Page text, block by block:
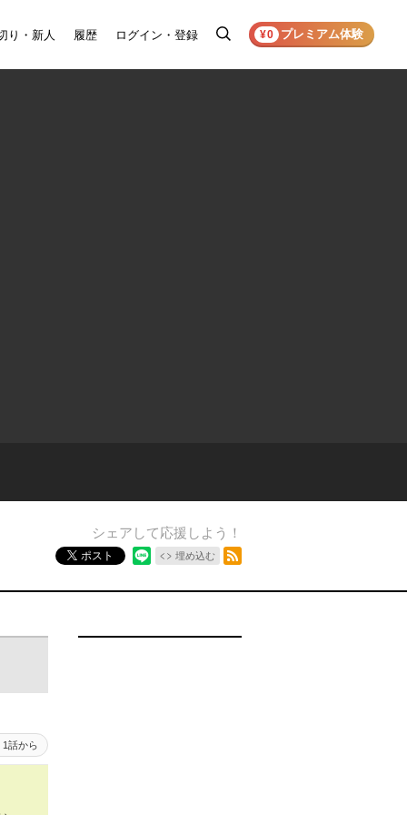
り・新人 履歴 ログイン・登録
検
¥0 プレミアム体験
シェアして応援しよう！
ポスト 埋め込む
1話から